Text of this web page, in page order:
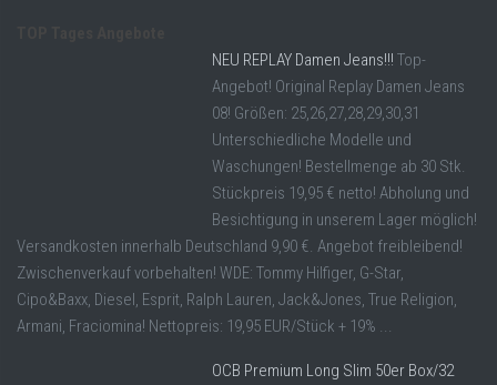
NEU REPLAY Damen Jeans!!! Top-
Angebot! Original Replay Damen Jeans
08! Größen: 25,26,27,28,29,30,31
Unterschiedliche Modelle und
Waschungen! Bestellmenge ab 30 Stk.
Stückpreis 19,95 € netto! Abholung und
Besichtigung in unserem Lager möglich!
Versandkosten innerhalb Deutschland 9,90 €. Angebot freibleibend!
Zwischenverkauf vorbehalten! WDE: Tommy Hilfiger, G-Star,
Cipo&Baxx, Diesel, Esprit, Ralph Lauren, Jack&Jones, True Religion,
Armani, Fraciomina! Nettopreis: 19,95 EUR/Stück + 19% ...
OCB Premium Long Slim 50er Box/32